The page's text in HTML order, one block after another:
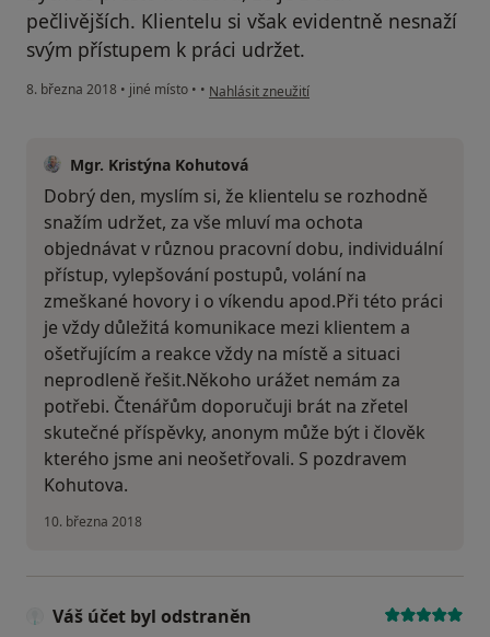
pečlivějších. Klientelu si však evidentně nesnaží
svým přístupem k práci udržet.
8. března 2018 • jiné místo • • podle názoru uživatele bapo
Nahlásit zneužití
Mgr. Kristýna Kohutová
Dobrý den, myslím si, že klientelu se rozhodně
snažím udržet, za vše mluví ma ochota
objednávat v různou pracovní dobu, individuální
přístup, vylepšování postupů, volání na
zmeškané hovory i o víkendu apod.Při této práci
je vždy důležitá komunikace mezi klientem a
ošetřujícím a reakce vždy na místě a situaci
neprodleně řešit.Někoho urážet nemám za
potřebi. Čtenářům doporučuji brát na zřetel
skutečné příspěvky, anonym může být i člověk
kterého jsme ani neošetřovali. S pozdravem
Kohutova.
10. března 2018
Váš účet byl odstraněn